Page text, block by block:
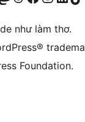
như làm thơ.
Foundation.